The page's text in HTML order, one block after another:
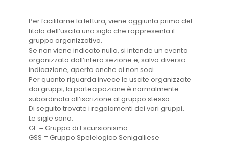
Per facilitarne la lettura, viene aggiunta prima del
titolo dell’uscita una sigla che rappresenta il
gruppo organizzativo.
Se non viene indicato nulla, si intende un evento
organizzato dall’intera sezione e, salvo diversa
indicazione, aperto anche ai non soci.
Per quanto riguarda invece le uscite organizzate
dai gruppi, la partecipazione è normalmente
subordinata all’iscrizione al gruppo stesso.
Di seguito trovate i regolamenti dei vari gruppi.
Le sigle sono:
GE = Gruppo di Escursionismo
GSS = Gruppo Spelelogico Senigalliese